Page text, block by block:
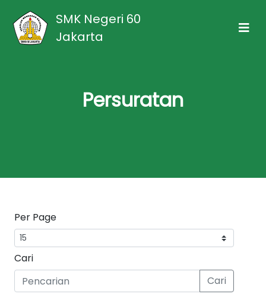
SMK Negeri 60
Jakarta
Persuratan
Per Page
Cari
Cari